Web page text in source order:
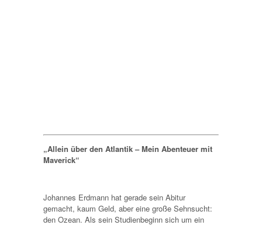
„Allein über den Atlantik – Mein Abenteuer mit
Maverick“
Johannes Erdmann hat gerade sein Abitur
gemacht, kaum Geld, aber eine große Sehnsucht:
den Ozean. Als sein Studienbeginn sich um ein